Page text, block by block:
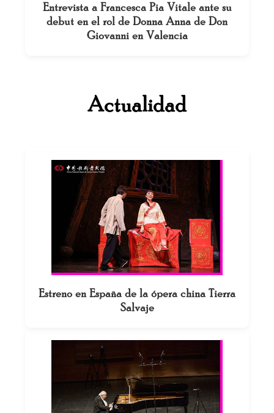
Entrevista a Francesca Pia Vitale ante su
debut en el rol de Donna Anna de Don
Giovanni en Valencia
Actualidad
Estreno en España de la ópera china Tierra
Salvaje